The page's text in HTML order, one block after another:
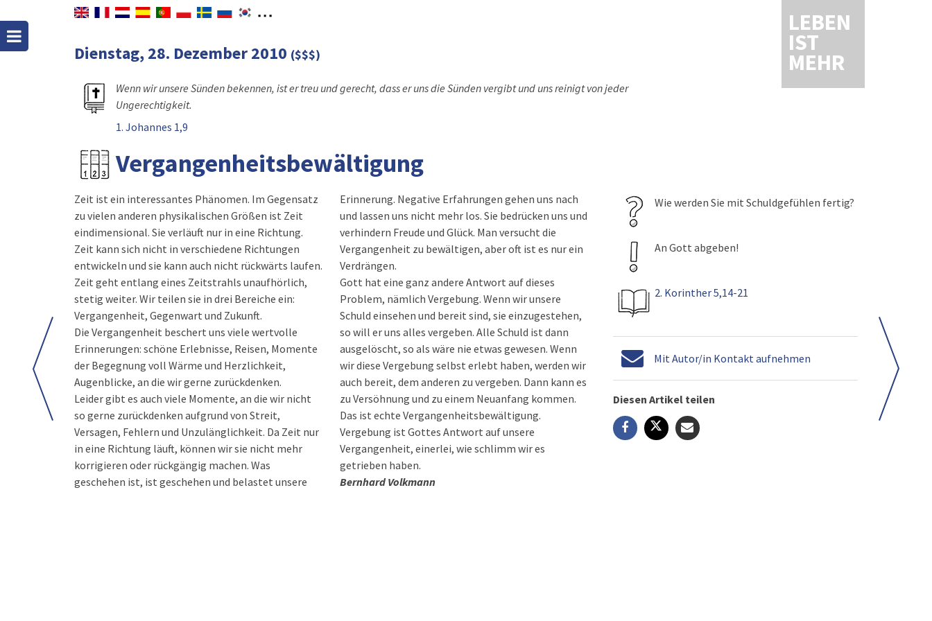
LEBEN
IST
MEHR
Dienstag, 28. Dezember 2010 ($$$)
Wenn wir unsere Sünden bekennen, ist er treu und gerecht, dass er uns die Sünden vergibt und uns reinigt von jeder
Ungerechtigkeit.
1. Johannes 1,9
Vergangenheitsbewältigung
Zeit ist ein interessantes Phänomen. Im Gegensatz
zu vielen anderen physikalischen Größen ist Zeit
eindimensional. Sie verläuft nur in eine Richtung.
Zeit kann sich nicht in verschiedene Richtungen
entwickeln und sie kann auch nicht rückwärts laufen.
Zeit geht entlang eines Zeitstrahls unaufhörlich,
stetig weiter. Wir teilen sie in drei Bereiche ein:
Vergangenheit, Gegenwart und Zukunft.
Die Vergangenheit beschert uns viele wertvolle
Erinnerungen: schöne Erlebnisse, Reisen, Momente
der Begegnung voll Wärme und Herzlichkeit,
Augenblicke, an die wir gerne zurückdenken.
Leider gibt es auch viele Momente, an die wir nicht
so gerne zurückdenken aufgrund von Streit,
Versagen, Fehlern und Unzulänglichkeit. Da Zeit nur
in eine Richtung läuft, können wir sie nicht mehr
korrigieren oder rückgängig machen. Was
geschehen ist, ist geschehen und belastet unsere
Erinnerung. Negative Erfahrungen gehen uns nach
und lassen uns nicht mehr los. Sie bedrücken uns und
verhindern Freude und Glück. Man versucht die
Vergangenheit zu bewältigen, aber oft ist es nur ein
Verdrängen.
Gott hat eine ganz andere Antwort auf dieses
Problem, nämlich Vergebung. Wenn wir unsere
Schuld einsehen und bereit sind, sie einzugestehen,
so will er uns alles vergeben. Alle Schuld ist dann
ausgelöscht, so als wäre nie etwas gewesen. Wenn
wir diese Vergebung selbst erlebt haben, werden wir
auch bereit, dem anderen zu vergeben. Dann kann es
zu Versöhnung und zu einem Neuanfang kommen.
Das ist echte Vergangenheitsbewältigung.
Vergebung ist Gottes Antwort auf unsere
Vergangenheit, einerlei, wie schlimm wir es
getrieben haben.
Bernhard Volkmann
Wie werden Sie mit Schuldgefühlen fertig?
An Gott abgeben!
2. Korinther 5,14-21
Mit Autor/in Kontakt aufnehmen
Diesen Artikel teilen